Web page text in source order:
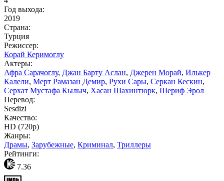
Год выхода:
2019
Страна:
Турция
Режиссер:
Корай Керимоглу
Актеры:
Афра Сарачоглу, Джан Барту Аслан, Джерен Морай, Илькер
Калели, Мерт Рамазан Демир, Рухи Сары, Серкан Кескин,
Серхат Мустафа Кылыч, Хасан Шахинтюрк, Шериф Эрол
Перевод:
Sesdizi
Качество:
HD (720p)
Жанры:
Драмы, Зарубежные, Криминал, Триллеры
Рейтинги:
7.36